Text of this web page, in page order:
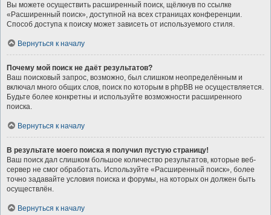
Вы можете осуществить расширенный поиск, щёлкнув по ссылке
«Расширенный поиск», доступной на всех страницах конференции.
Способ доступа к поиску может зависеть от используемого стиля.
Вернуться к началу
Почему мой поиск не даёт результатов?
Ваш поисковый запрос, возможно, был слишком неопределённым и
включал много общих слов, поиск по которым в phpBB не осуществляется.
Будьте более конкретны и используйте возможности расширенного
поиска.
Вернуться к началу
В результате моего поиска я получил пустую страницу!
Ваш поиск дал слишком большое количество результатов, которые веб-
сервер не смог обработать. Используйте «Расширенный поиск», более
точно задавайте условия поиска и форумы, на которых он должен быть
осуществлён.
Вернуться к началу